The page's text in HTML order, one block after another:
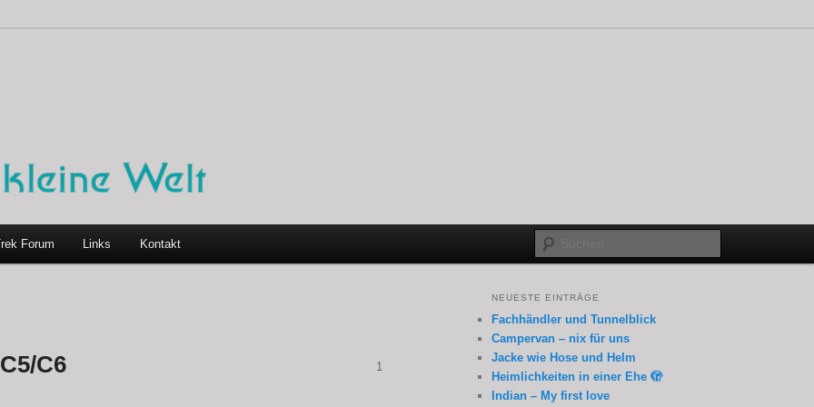
Forum Links Kontakt
C6 1
NEUESTE EINTRÄGE
Fachhändler und Tunnelblick
Campervan – nix für uns
Jacke wie Hose und Helm
Heimlichkeiten in einer Ehe 🫣
Indian – My first love